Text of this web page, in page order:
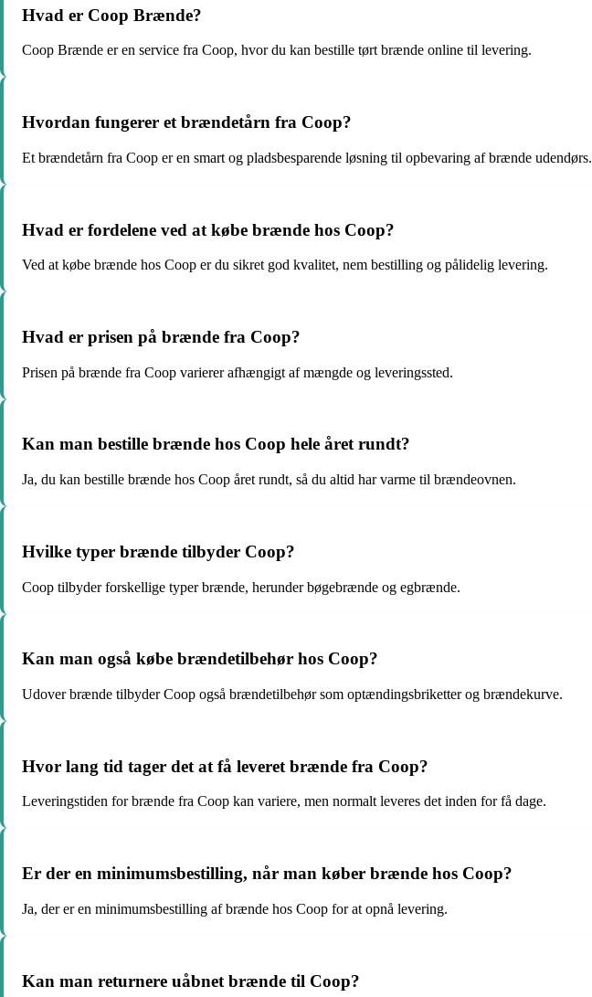
Hvad er Coop Brænde?
Coop Brænde er en service fra Coop, hvor du kan bestille tørt brænde online til levering.
Hvordan fungerer et brændetårn fra Coop?
Et brændetårn fra Coop er en smart og pladsbesparende løsning til opbevaring af brænde udendørs.
Hvad er fordelene ved at købe brænde hos Coop?
Ved at købe brænde hos Coop er du sikret god kvalitet, nem bestilling og pålidelig levering.
Hvad er prisen på brænde fra Coop?
Prisen på brænde fra Coop varierer afhængigt af mængde og leveringssted.
Kan man bestille brænde hos Coop hele året rundt?
Ja, du kan bestille brænde hos Coop året rundt, så du altid har varme til brændeovnen.
Hvilke typer brænde tilbyder Coop?
Coop tilbyder forskellige typer brænde, herunder bøgebrænde og egbrænde.
Kan man også købe brændetilbehør hos Coop?
Udover brænde tilbyder Coop også brændetilbehør som optændingsbriketter og brændekurve.
Hvor lang tid tager det at få leveret brænde fra Coop?
Leveringstiden for brænde fra Coop kan variere, men normalt leveres det inden for få dage.
Er der en minimumsbestilling, når man køber brænde hos Coop?
Ja, der er en minimumsbestilling af brænde hos Coop for at opnå levering.
Kan man returnere uåbnet brænde til Coop?